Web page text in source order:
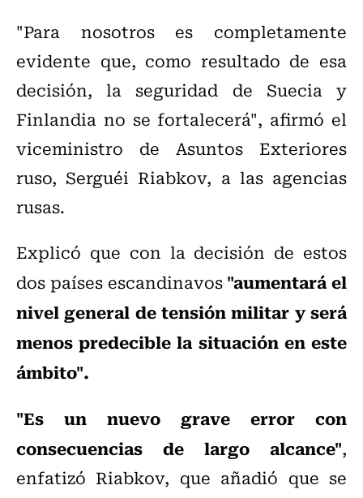
"Para nosotros es completamente
evidente que, como resultado de esa
decisión, la seguridad de Suecia y
Finlandia no se fortalecerá", afirmó el
viceministro de Asuntos Exteriores
ruso, Serguéi Riabkov, a las agencias
rusas.
Explicó que con la decisión de estos
dos países escandinavos"aumentará el
nivel general de tensión militar y será
menos predecible la situación en este
ámbito".
"Es un nuevo grave error con
consecuencias de largo alcance",
enfatizó Riabkov, que añadió que se